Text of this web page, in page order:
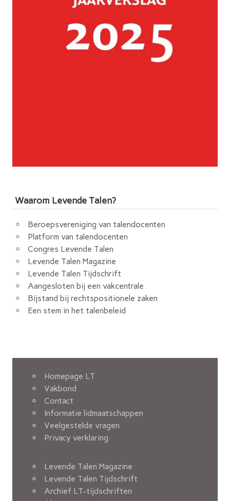
Waarom Levende Talen?
Beroepsvereniging van talendocenten
Platform van talendocenten
Congres Levende Talen
Levende Talen Magazine
Levende Talen Tijdschrift
Aangesloten bij een vakcentrale
Bijstand bij rechtspositionele zaken
Een stem in het talenbeleid
Homepage LT
Vakbond
Contact
Informatie lidmaatschappen
Veelgestelde vragen
Privacy verklaring
Levende Talen Magazine
Levende Talen Tijdschrift
Archief LT-tijdschriften